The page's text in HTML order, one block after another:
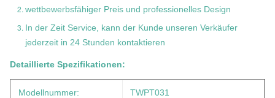
wettbewerbsfähiger Preis und professionelles Design
In der Zeit Service, kann der Kunde unseren Verkäufer
jederzeit in 24 Stunden kontaktieren
Detaillierte Spezifikationen:
Modellnummer: TWPT031